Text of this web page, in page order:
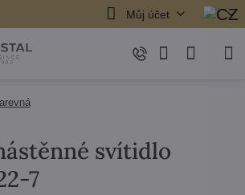
Můj účet
svítidlo
7